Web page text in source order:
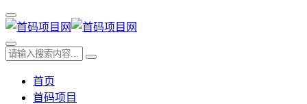
首页
首码项目